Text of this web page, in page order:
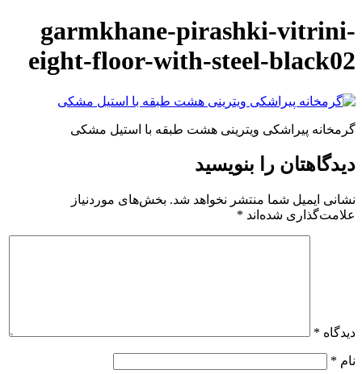
garmkhane-pirashki-vitrini-
eight-floor-with-steel-black02
گرمخانه پیراشکی ویترینی هشت طبقه با استیل مشکی
دیدگاهتان را بنویسید
نشانی ایمیل شما منتشر نخواهد شد. بخش‌های موردنیاز
علامت‌گذاری شده‌اند *
دیدگاه *
نام *